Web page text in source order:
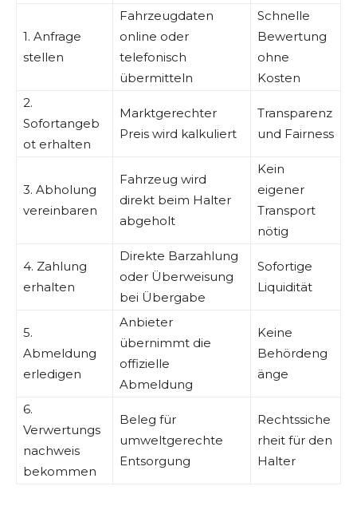
1. Anfrage
stellen
Fahrzeugdaten
online oder
telefonisch
übermitteln
Schnelle
Bewertung
ohne
Kosten
2.
Sofortangeb
ot erhalten
Marktgerechter
Preis wird kalkuliert
Transparenz
und Fairness
3. Abholung
vereinbaren
Fahrzeug wird
direkt beim Halter
abgeholt
Kein
eigener
Transport
nötig
4. Zahlung
erhalten
Direkte Barzahlung
oder Überweisung
bei Übergabe
Sofortige
Liquidität
5.
Abmeldung
erledigen
Anbieter
übernimmt die
offizielle
Abmeldung
Keine
Behördeng
änge
6.
Verwertungs
nachweis
bekommen
Beleg für
umweltgerechte
Entsorgung
Rechtssiche
rheit für den
Halter